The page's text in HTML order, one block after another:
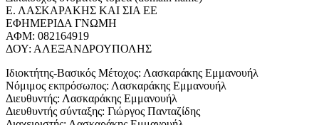
Ε. ΛΑΣΚΑΡΑΚΗΣ ΚΑΙ ΣΙΑ ΕΕ
ΕΦΗΜΕΡΙΔΑ ΓΝΩΜΗ
ΑΦΜ: 082164919
ΔΟΥ: ΑΛΕΞΑΝΔΡΟΥΠΟΛΗΣ
Ιδιοκτήτης-Βασικός Μέτοχος: Λασκαράκης Εμμανουήλ
Νόμιμος εκπρόσωπος: Λασκαράκης Εμμανουήλ
Διευθυντής: Λασκαράκης Εμμανουήλ
Διευθυντής σύνταξης: Γιώργος Πανταζίδης